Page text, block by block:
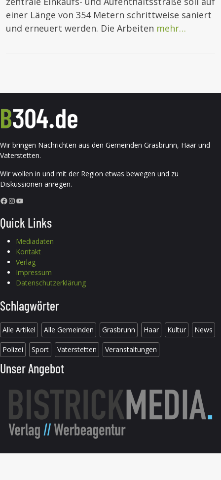
einer Länge von 354 Metern schrittweise saniert
und erneuert werden. Die Arbeiten mehr…
Wir bringen Nachrichten aus den Gemeinden Grasbrunn, Haar und
Vaterstetten.
Wir wollen in und mit der Region etwas bewegen und zu
Diskussionen anregen.
Facebook InstagramYouTube
Quick Links
Mediadaten
Kontakt
Verlag
Impressum
Datenschutzerklärung
Schlagwörter
Alle Artikel Alle Gemeinden Grasbrunn Haar Kultur News
Polizei Sport Vaterstetten Veranstaltungen
Unser Angebot